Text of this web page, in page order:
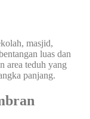
masjid,
luas dan
area teduh yang
panjang.